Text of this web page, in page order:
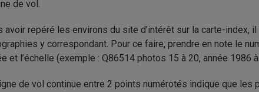
avoir repéré les environs du site d’intérêt sur la carte-
y correspondant. Pour ce faire, prendre en note le
et l’échelle (exemple : Q86514 photos 15 à 20, année
de vol continue entre 2 points numérotés indique que les